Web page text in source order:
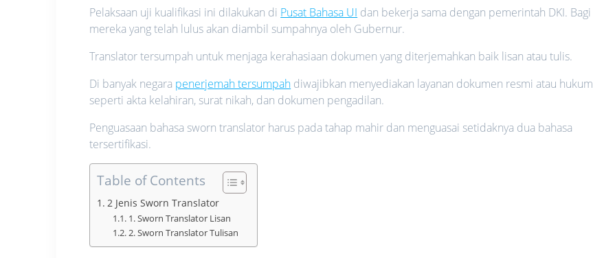
Pelaksaan uji kualifikasi ini dilakukan di Pusat Bahasa UI dan bekerja sama dengan pemerintah DKI. Bagi
mereka yang telah lulus akan diambil sumpahnya oleh Gubernur.
Translator tersumpah untuk menjaga kerahasiaan dokumen yang diterjemahkan baik lisan atau tulis.
Di banyak negara penerjemah tersumpah diwajibkan menyediakan layanan dokumen resmi atau hukum
seperti akta kelahiran, surat nikah, dan dokumen pengadilan.
Penguasaan bahasa sworn translator harus pada tahap mahir dan menguasai setidaknya dua bahasa
tersertifikasi.
Table of Contents
2 Jenis Sworn Translator
1. Sworn Translator Lisan
2. Sworn Translator Tulisan